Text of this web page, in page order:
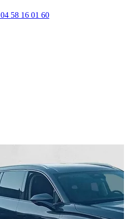
04 58 16 01 60